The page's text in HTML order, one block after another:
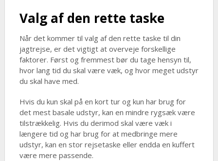
Valg af den rette taske
Når det kommer til valg af den rette taske til din
jagtrejse, er det vigtigt at overveje forskellige
faktorer. Først og fremmest bør du tage hensyn til,
hvor lang tid du skal være væk, og hvor meget udstyr
du skal have med.
Hvis du kun skal på en kort tur og kun har brug for
det mest basale udstyr, kan en mindre rygsæk være
tilstrækkelig. Hvis du derimod skal være væk i
længere tid og har brug for at medbringe mere
udstyr, kan en stor rejsetaske eller endda en kuffert
være mere passende.